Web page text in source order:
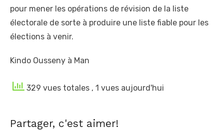
pour mener les opérations de révision de la liste
électorale de sorte à produire une liste fiable pour les
élections à venir.
Kindo Ousseny à Man
329 vues totales , 1 vues aujourd'hui
Partager, c'est aimer!